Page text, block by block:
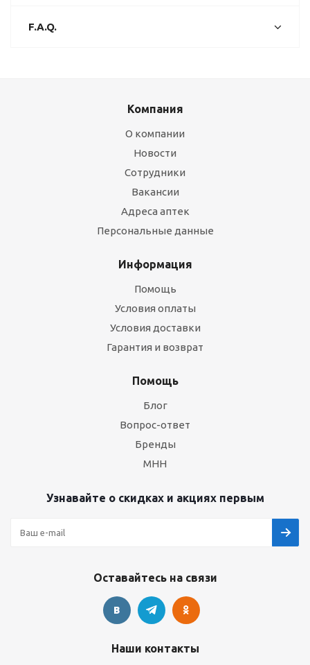
F.A.Q.
Компания
О компании
Новости
Сотрудники
Вакансии
Адреса аптек
Персональные данные
Информация
Помощь
Условия оплаты
Условия доставки
Гарантия и возврат
Помощь
Блог
Вопрос-ответ
Бренды
МНН
Узнавайте о скидках и акциях первым
Оставайтесь на связи
Наши контакты